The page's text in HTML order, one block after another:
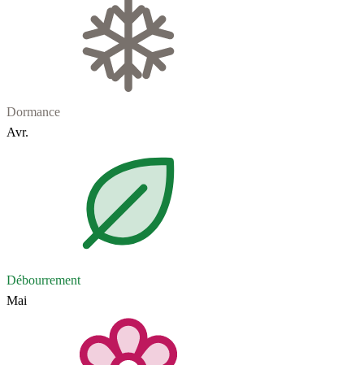
Dormance
Avr.
Débourrement
Mai